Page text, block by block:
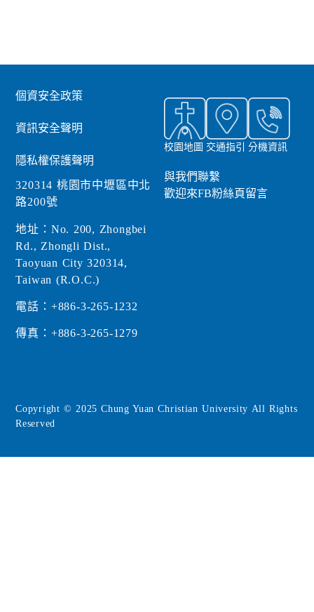
個資安全政策
資訊安全聲明
隱私權保護聲明
320314 桃園市中壢區中北
路200號
地址：No. 200, Zhongbei
Rd., Zhongli Dist.,
Taoyuan City 320314,
Taiwan (R.O.C.)
電話：+886-3-265-1232
傳真：+886-3-265-1279
校園地圖 交通指引 分機資訊
與我們聯繫
歡迎來FB粉絲頁留言
Copyright © 2025 Chung Yuan Christian University All Rights
Reserved